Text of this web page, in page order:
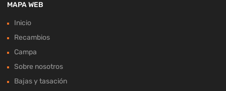
MAPA WEB
Inicio
Recambios
Campa
Sobre nosotros
Bajas y tasación